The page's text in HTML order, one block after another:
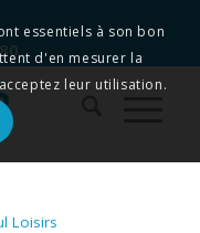
Loisirs
essentiels à son bon
d'en mesurer la
leur utilisation.